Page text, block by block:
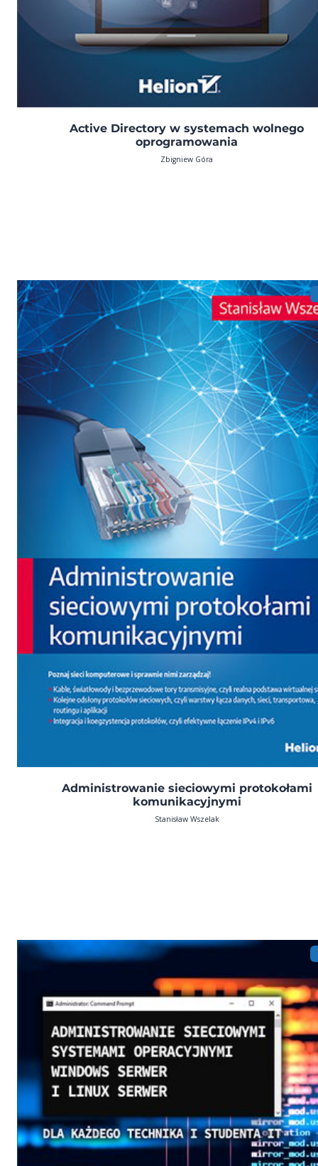
Active Directory w systemach wolnego
oprogramowania
Zbigniew Góra
Administrowanie sieciowymi protokołami
komunikacyjnymi
Stanisław Wszelak